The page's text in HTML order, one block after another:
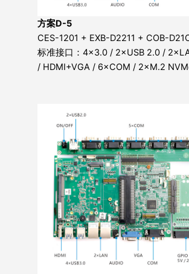
方案D-5
CES-1201 + EXB-D2211 + COB-
标准接口：4×3.0 / 2×USB 2.0 /
/ HDMI+VGA / 6×COM / 2×M.2